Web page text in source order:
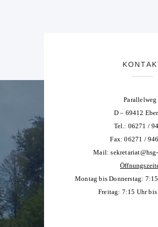
Parallelweg
D – 69412
Tel.: 06271 /
Fax: 06271 /
Mail:
Montag bis Donnerstag:
Freitag: 7:15 Uhr